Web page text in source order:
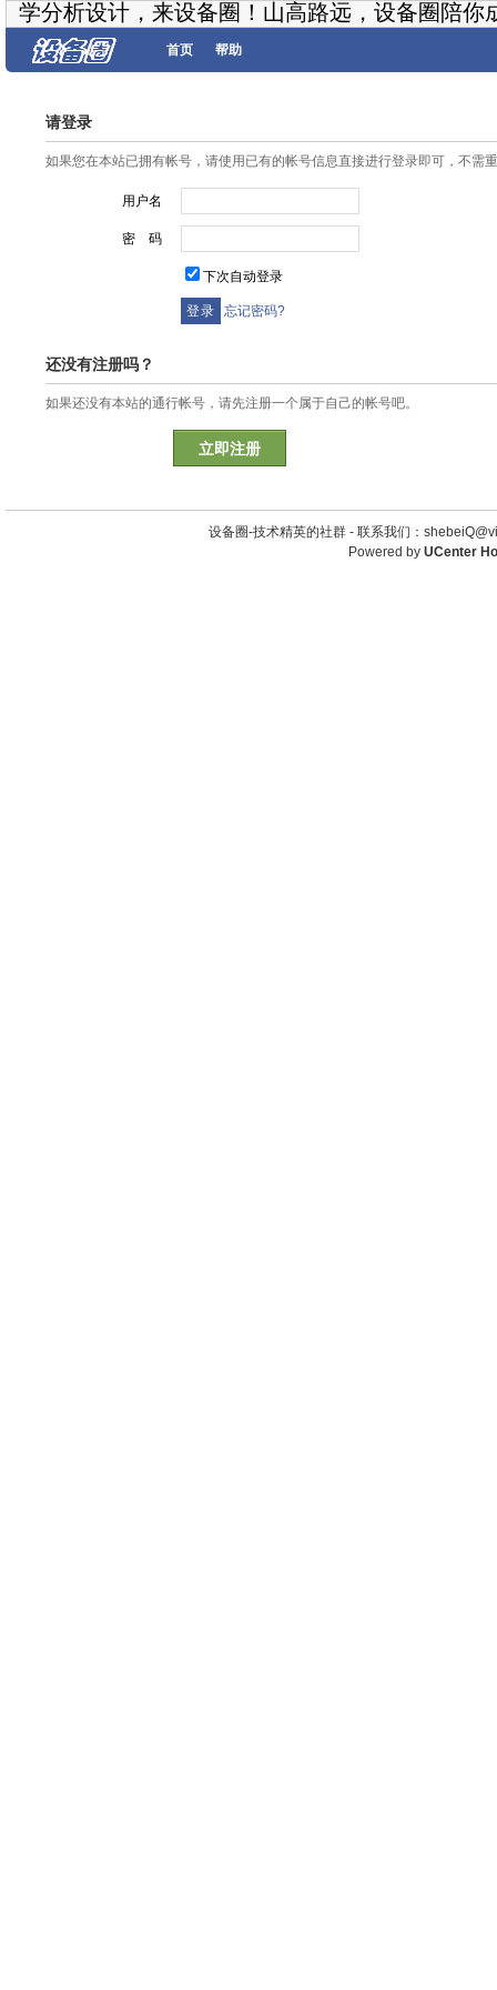
学分析设计，来设备圈！山高路远，设备圈陪你
首页 帮助
请登录
如果您在本站已拥有帐号，请使用已有的帐号信息直接进行登录即可，不需
用户名
密 码
下次自动登录
忘记密码?
还没有注册吗？
如果还没有本站的通行帐号，请先注册一个属于自己的帐号吧。
立即注册
设备圈-技术精英的社群 - 联系我们：
Powered by UCenter